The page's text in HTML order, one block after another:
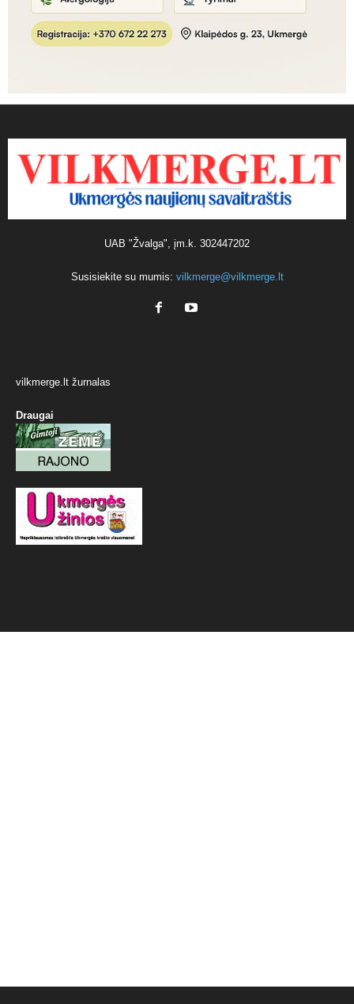
UAB "Žvalga", įm.k. 302447202
Susisiekite su mumis: vilkmerge@vilkmerge.lt
vilkmerge.lt žurnalas
Draugai